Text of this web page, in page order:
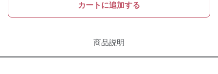
カートに追加する
商品説明